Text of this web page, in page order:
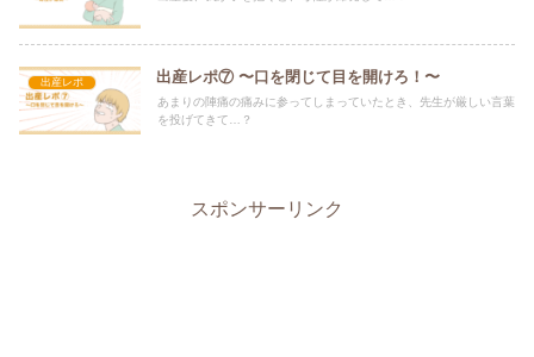
出産レポ 出産レポ⑦ 〜口を閉じて目を開けろ！〜
あまりの陣痛の痛みに参ってしまっていたとき、先生が厳しい言葉
を投げてきて…？
スポンサーリンク